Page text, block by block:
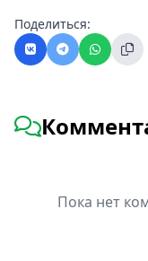
Поделиться:
Пока нет